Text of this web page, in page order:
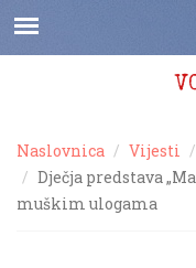
Naslovnica Vijesti
Dječja predstava
muškim ulogama